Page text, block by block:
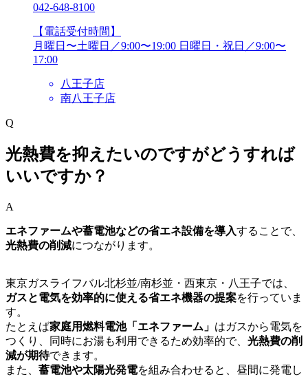
042-648-8100
【電話受付時間】
月曜日〜土曜日／9:00〜19:00 日曜日・祝日／9:00〜
17:00
八王子店
南八王子店
Q
光熱費を抑えたいのですがどうすれば
いいですか？
A
エネファームや蓄電池などの省エネ設備を導入することで、
光熱費の削減につながります。
東京ガスライフバル北杉並/南杉並・西東京・八王子では、
ガスと電気を効率的に使える省エネ機器の提案を行っていま
す。
たとえば家庭用燃料電池「エネファーム」 はガスから電気を
つくり、同時にお湯も利用できるため効率的で、 光熱費の削
減が期待できます。
また、 蓄電池や太陽光発電を組み合わせると、昼間に発電し